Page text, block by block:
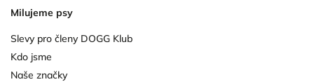
Milujeme psy
Slevy pro členy DOGG Klub
Kdo jsme
Naše značky